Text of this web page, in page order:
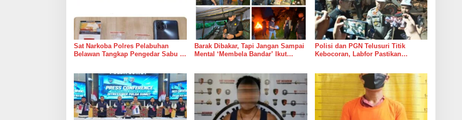
Sat Narkoba Polres Pelabuhan
Belawan Tangkap Pengedar Sabu di
Barak Dibakar, Tapi Jangan Sampai
Mental ‘Membela Bandar’ Ikut
Polisi dan PGN Telusuri Titik
Kebocoran, Labfor Pastikan